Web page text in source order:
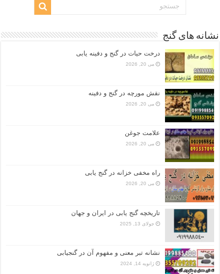
نشانه های گنج
درخت حیات در گنج و دفینه یابی
می 20, 2026
نقش مورچه در گنج و دفینه
می 20, 2026
علامت جوغن
می 20, 2026
راه مخفی خزانه در گنج یابی
می 20, 2026
تاریخچه گنج‌ یابی در ایران و جهان
جولای 13, 2025
نشانه تبر معنی و مفهوم آن در گنجیابی
ژانویه 14, 2024